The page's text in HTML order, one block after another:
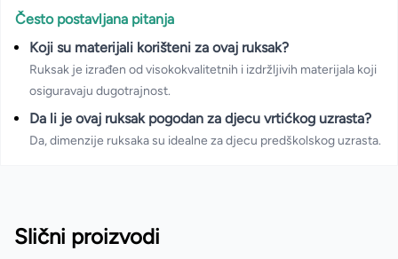
Često postavljana pitanja
Koji su materijali korišteni za ovaj ruksak?
Ruksak je izrađen od visokokvalitetnih i izdržljivih materijala koji
osiguravaju dugotrajnost.
Da li je ovaj ruksak pogodan za djecu vrtićkog uzrasta?
Da, dimenzije ruksaka su idealne za djecu predškolskog uzrasta.
Slični proizvodi